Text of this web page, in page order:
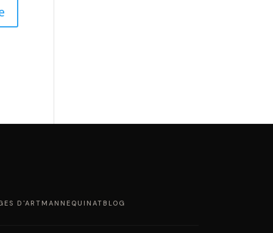
D'ART MANNEQUINAT BLOG